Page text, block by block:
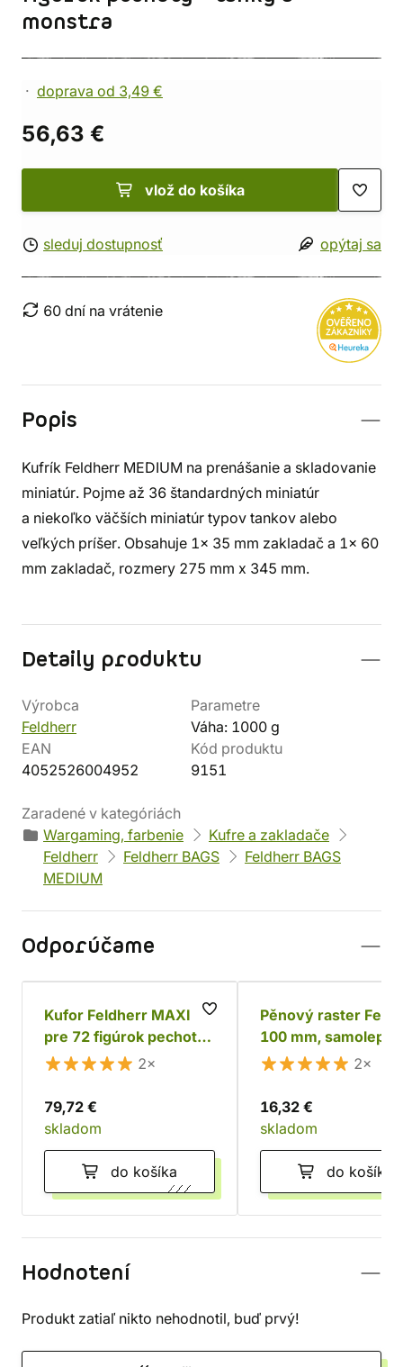
monstra
doprava od 3,49 €
56,63 €
vlož do košíka
sleduj dostupnosť opýtaj sa
60 dní na vrátenie
Popis
Kufrík Feldherr MEDIUM na prenášanie a skladovanie
miniatúr. Pojme až 36 štandardných miniatúr
a niekoľko väčších miniatúr typov tankov alebo
veľkých príšer. Obsahuje 1x 35 mm zakladač a 1x 60
mm zakladač, rozmery 275 mm x 345 mm.
Detaily produktu
Výrobca
Feldherr
Parametre
Váha: 1000 g
EAN
4052526004952
Kód produktu
9151
Zaradené v kategóriách
Wargaming, farbenie
Kufre a zakladače
Feldherr
Feldherr BAGS
Feldherr BAGS
MEDIUM
Odporúčame
Kufor Feldherr MAXI
pre 72 figúrok pechoty
+ tanky a monštrá
2×
79,72 €
skladom
do košíka
Pěnový raster
100 mm, samolepící
2×
16,32 €
skladom
do košíka
Hodnotení
Produkt zatiaľ nikto nehodnotil, buď prvý!